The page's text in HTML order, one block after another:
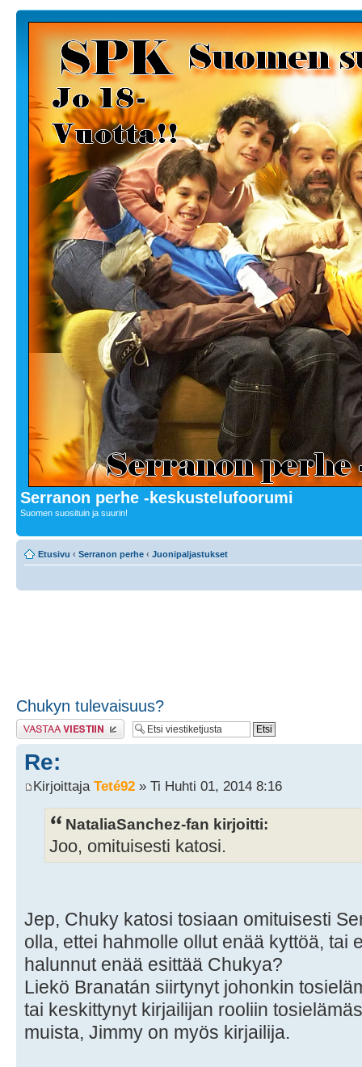
Serranon perhe -keskustelufoorumi
Suomen suosituin ja suurin!
Etusivu ‹ Serranon perhe ‹ Juonipaljastukset
Chukyn tulevaisuus?
Lähetä vastaus
Re:
Kirjoittaja Teté92 » Ti Huhti 01, 2014 8:16
NataliaSanchez-fan kirjoitti:
Joo, omituisesti katosi.
Jep, Chuky katosi tosiaan omituisesti
olla, ettei hahmolle ollut enää kyttöä, tai
halunnut enää esittää Chukya?
Liekö Branatán siirtynyt johonkin
tai keskittynyt kirjailijan rooliin
muista, Jimmy on myös kirjailija.